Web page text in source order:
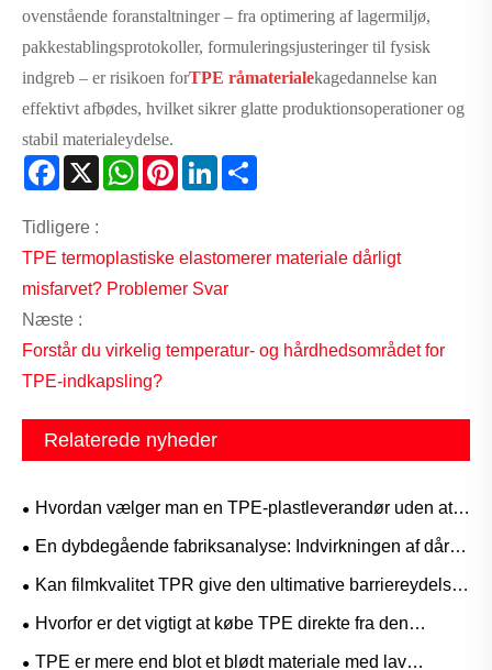
ovenstående foranstaltninger – fra optimering af lagermiljø,
pakkestablingsprotokoller, formuleringsjusteringer til fysisk
indgreb – er risikoen forTPE råmaterialekagedannelse kan
effektivt afbødes, hvilket sikrer glatte produktionsoperationer og
stabil materialeydelse.
Facebook
X WhatsAppPinterestLinkedIn
Tidligere :
TPE termoplastiske elastomerer materiale dårligt
misfarvet? Problemer Svar
Næste :
Forstår du virkelig temperatur- og hårdhedsområdet for
TPE-indkapsling?
Relaterede nyheder
​Hvordan vælger man en TPE-plastleverandør uden at
løbe ind i faldgruber?
En dybdegående fabriksanalyse: Indvirkningen af ​​dårlig
vedhæftning af TPE-materialer på færdige produkter
Kan filmkvalitet TPR give den ultimative barriereydelse
og elastiske genopretning, der er nødvendig for
Hvorfor er det vigtigt at købe TPE direkte fra den
originale producent? En Supply Chain-fordel, du ikke har
TPE er mere end blot et blødt materiale med lav